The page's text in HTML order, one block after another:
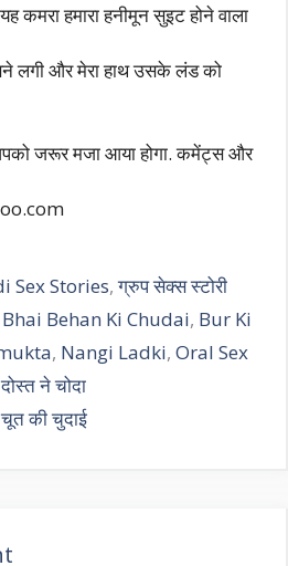
कमरा हमारा हनीमून सुइट होने वाला
लगी और मेरा हाथ उसके लंड को
जरूर मजा आया होगा. कमेंट्स और
Sex Stories,ग्रुप सेक्स स्टोरी
Bhai Behan Ki Chudai, Bur Ki
, Nangi Ladki, Oral Sex
ने चोदा
की चुदाई